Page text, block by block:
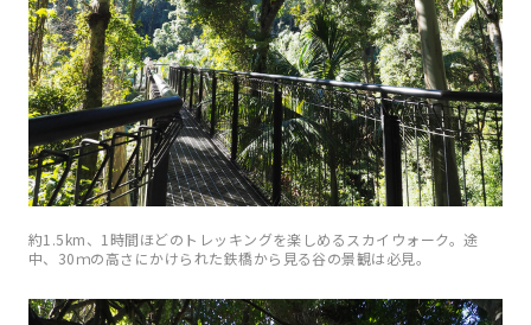
約1.5km、1時間ほどのトレッキングを楽しめるスカイウォーク。途
中、30ｍの高さにかけられた鉄橋から見る谷の景観は必見。